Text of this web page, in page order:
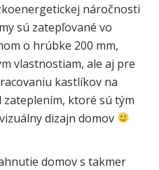
náročnosti
sú zatepľované vo
o hrúbke 200 mm,
vlastnostiam, ale aj pre
kastlíkov na
ktoré sú tým
dizajn domov
domov s takmer